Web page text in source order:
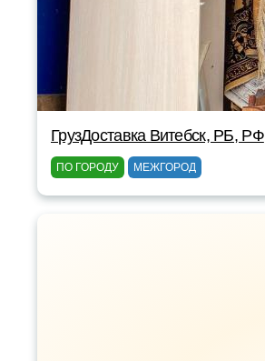
ГрузДоставка Витебск, РБ, РФ
ПО ГОРОДУ МЕЖГОРОД